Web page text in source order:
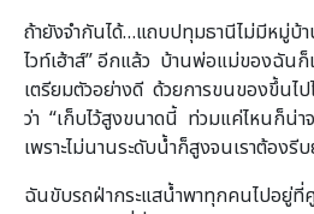
ถ้ายังจำกันได้…แถบปทุมธานีไม่มีหมู่บ้
ไวท์เฮ้าส์” อีกแล้ว บ้านพ่อแม่ของฉัน
เตรียมตัวอย่างดี ด้วยการขนของขึ้นไ
ว่า “เก็บไว้สูงขนาดนี้ ท่วมแค่ไหนก็น่าจ
เพราะไม่นานระดับน้ำก็สูงจนเราต้อง
ฉันขับรถฝ่ากระแสน้ำพาทุกคนไปอยู่